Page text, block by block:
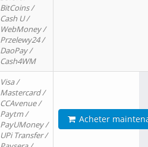
BitCoins /
Cash U /
WebMoney /
Przelewy24 /
DaoPay /
Cash4WM
Visa /
Mastercard /
CCAvenue /
Paytm /
PayUMoney /
UPi Transfer /
Acheter